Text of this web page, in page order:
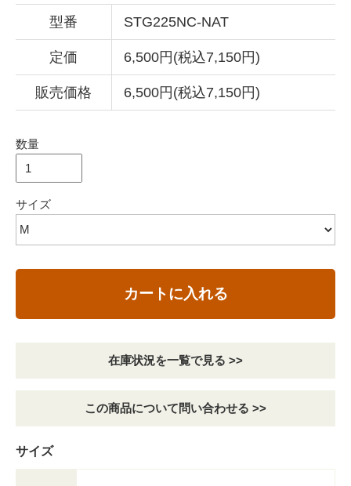
型番 STG225NC-NAT
定価 6,500円(税込7,150円)
販売価格 6,500円(税込7,150円)
数量
サイズ
カートに入れる
在庫状況を一覧で見る >>
この商品について問い合わせる >>
サイズ